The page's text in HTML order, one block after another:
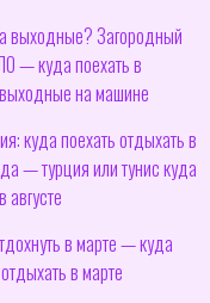
выходные? Загородный
— куда поехать в
на машине
куда поехать отдыхать в
— турция или тунис куда
августе
в марте — куда
в марте